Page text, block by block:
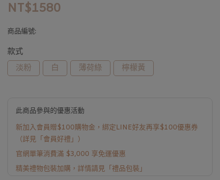
NT$1580
商品編號:
款式
淡粉
白 薄荷綠 檸檬黃
此商品參與的優惠活動
新加入會員贈$100購物金，綁定LINE好友再享$100優惠券
（詳見「會員好禮」）
官網單筆消費滿 $3,000 享免運優惠
精美禮物包裝加購，詳情請見「禮品包裝」